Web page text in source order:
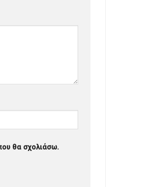
θα σχολιάσω.